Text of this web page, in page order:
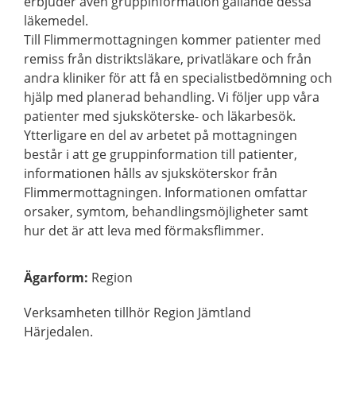
läkemedel.
Till Flimmermottagningen kommer patienter med
remiss från distriktsläkare, privatläkare och från
andra kliniker för att få en specialistbedömning och
hjälp med planerad behandling. Vi följer upp våra
patienter med sjuksköterske- och läkarbesök.
Ytterligare en del av arbetet på mottagningen
består i att ge gruppinformation till patienter,
informationen hålls av sjuksköterskor från
Flimmermottagningen. Informationen omfattar
orsaker, symtom, behandlingsmöjligheter samt
hur det är att leva med förmaksflimmer.
Ägarform: Region
Verksamheten tillhör Region Jämtland
Härjedalen.